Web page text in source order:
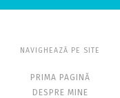
NAVIGHEAZĂ PE SITE
PRIMA PAGINĂ
DESPRE MINE